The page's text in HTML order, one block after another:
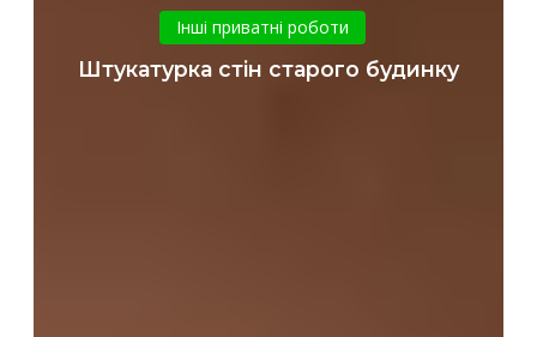
стін
старого
будинку
Інші приватні роботи
Штукатурка стін старого будинку